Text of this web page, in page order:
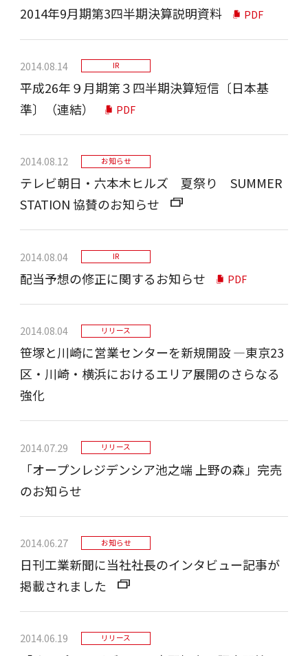
2014年9月期第3四半期決算説明資料 PDF
2014.08.14 IR
平成26年９月期第３四半期決算短信〔日本基
準〕（連結）
PDF
2014.08.12 お知らせ
テレビ朝日・六本木ヒルズ 夏祭り SUMMER
STATION 協賛のお知らせ
2014.08.04 IR
配当予想の修正に関するお知らせ PDF
2014.08.04 リリース
笹塚と川崎に営業センターを新規開設 ―東京23
区・川崎・横浜におけるエリア展開のさらなる
強化
2014.07.29 リリース
「オープンレジデンシア池之端 上野の森」完売
のお知らせ
2014.06.27 お知らせ
日刊工業新聞に当社社長のインタビュー記事が
掲載されました
2014.06.19 リリース